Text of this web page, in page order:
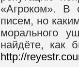
«Агроком». В
писем, но
морального
найдёте, как
http://